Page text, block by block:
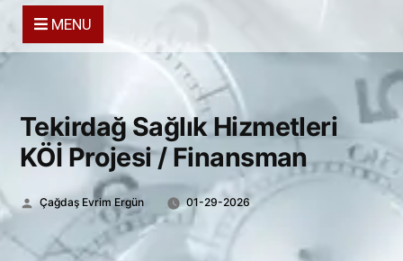
MENU
Tekirdağ Sağlık Hizmetleri
KÖİ Projesi / Finansman
Posted
Çağdaş Evrim Ergün 01-29-2026